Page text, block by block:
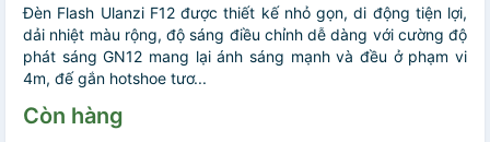
Đèn Flash Ulanzi F12 được thiết kế nhỏ gọn, di động tiện lợi,
dải nhiệt màu rộng, độ sáng điều chỉnh dễ dàng với cường độ
phát sáng GN12 mang lại ánh sáng mạnh và đều ở phạm vi
4m, đế gắn hotshoe tươ...
Còn hàng